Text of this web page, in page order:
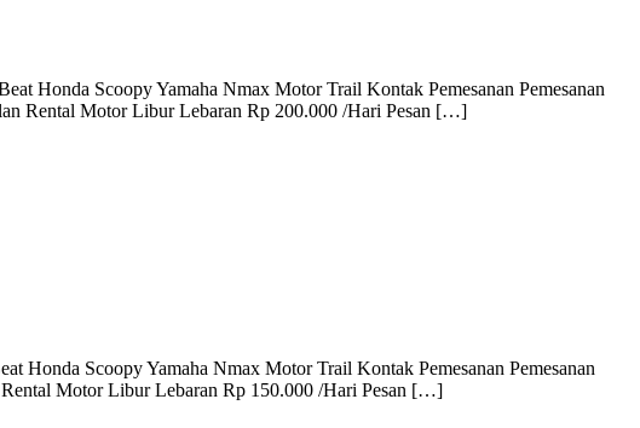
Honda Scoopy Yamaha Nmax Motor Trail Kontak Pemesanan Pemesanan
Rental Motor Libur Lebaran Rp 200.000 /Hari Pesan […]
Honda Scoopy Yamaha Nmax Motor Trail Kontak Pemesanan Pemesanan
Motor Libur Lebaran Rp 150.000 /Hari Pesan […]